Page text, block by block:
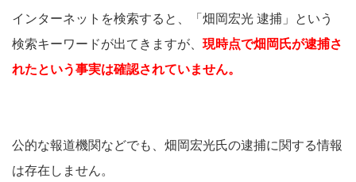
インターネットを検索すると、「畑岡宏光 逮捕」という
検索キーワードが出てきますが、 現時点で畑岡氏が逮捕さ
れたという事実は確認されていません。
公的な報道機関などでも、畑岡宏光氏の逮捕に関する情報
は存在しません。